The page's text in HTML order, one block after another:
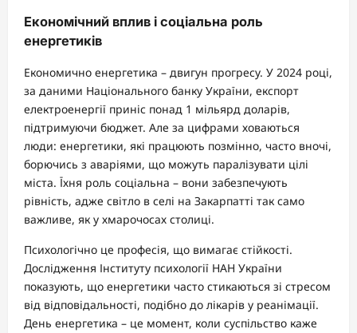
Економічний вплив і соціальна роль
енергетиків
Економично енергетика – двигун прогресу. У 2024 році,
за даними Національного банку України, експорт
електроенергії приніс понад 1 мільярд доларів,
підтримуючи бюджет. Але за цифрами ховаються
люди: енергетики, які працюють позмінно, часто вночі,
борючись з аваріями, що можуть паралізувати цілі
міста. Їхня роль соціальна – вони забезпечують
рівність, адже світло в селі на Закарпатті так само
важливе, як у хмарочосах столиці.
Психологічно це професія, що вимагає стійкості.
Дослідження Інституту психології НАН України
показують, що енергетики часто стикаються зі стресом
від відповідальності, подібно до лікарів у реанімації.
День енергетика – це момент, коли суспільство каже